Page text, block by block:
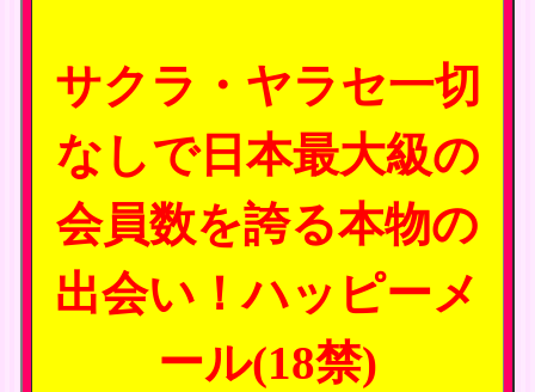
サクラ・ヤラセ一切
なしで日本最大級の
会員数を誇る本物の
出会い！ハッピーメ
ール(18禁)